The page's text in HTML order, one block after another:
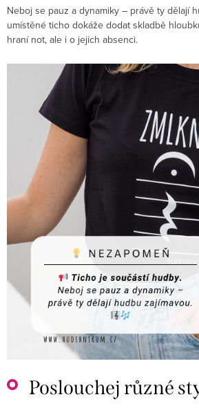
Neboj se pauz a dynamiky – právě ty dělají
umístěné ticho dokáže dodat skladbě
hraní not, ale i o jejich absenci.
Poslouchej různé